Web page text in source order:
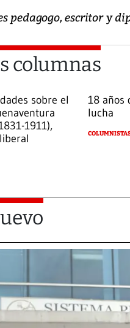
pedagogo, escritor y
columnas
sobre el
1911),
18 años
lucha